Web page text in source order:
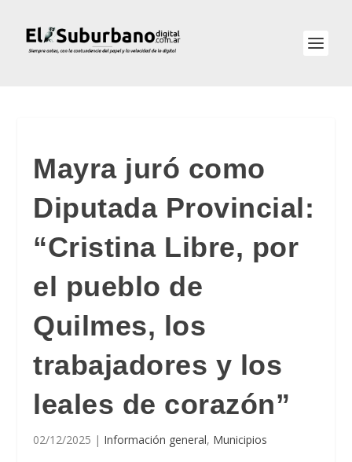
Mayra juró como
Diputada Provincial:
“Cristina Libre, por
el pueblo de
Quilmes, los
trabajadores y los
leales de corazón”
02/12/2025 | Información general, Municipios